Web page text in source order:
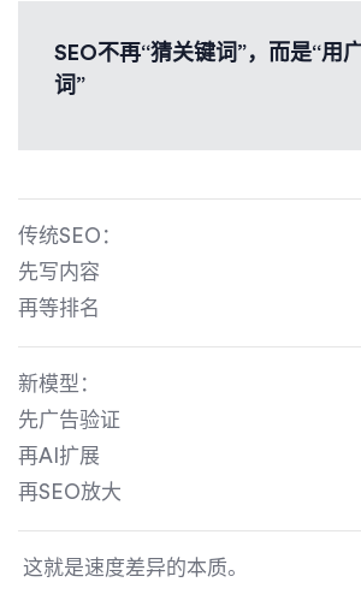
SEO不再“猜关键词”，而是“用
词”
传统SEO：
先写内容
再等排名
新模型：
先广告验证
再AI扩展
再SEO放大
这就是速度差异的本质。